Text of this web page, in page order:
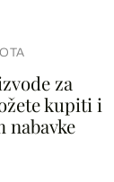
za
kupiti i
nabavke